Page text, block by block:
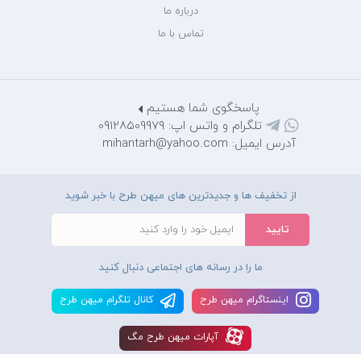
درباره ما
تماس با ما
پاسخگوی شما هستیم
تلگرام و واتس اپ: 09128509979
آدرس ایمیل: mihantarh@yahoo.com
از تخفیف ها و جدیدترین های میهن طرح با خبر شوید
ما را در رسانه های اجتماعی دنبال کنید
اينستاگرام ميهن طرح کانال تلگرام ميهن طرح
آپارات ميهن طرح مگ